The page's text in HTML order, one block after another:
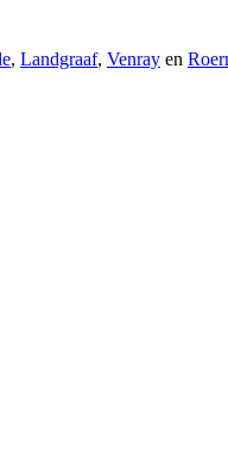
, Landgraaf, Venray en